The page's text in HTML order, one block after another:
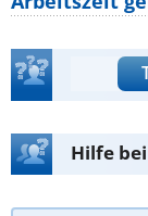
Hilfe